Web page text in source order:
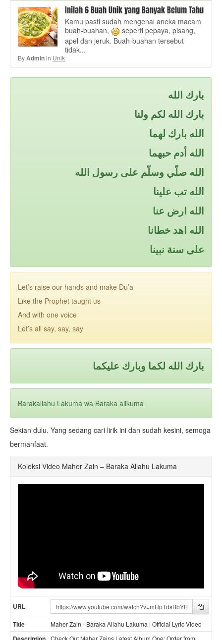
Inilah 6 Buah Unik yang Banyak Belum Tahu
Kamu pasti sudah mengenal aneka macam
buah-buahan,
seperti pepaya, pisang,
apel dan jeruk. Buah-buahan tersebut
tidak...
ByAdminin Unik
بارك الله
بارك الله لكم ولنا
الله بارك لهما
الله أدم حبهما
الله صلّي وسلّم على رسول الله
الله تب علينا
الله ارض عنا
الله اهد خطانا
على سنة نبينا
Let’s raise our hands and make Du’a
Like the Prophet taught us
And with one voice
Let’s all say, say, say
بارك الله لكما وبارك عليكما
Barakallahu Lakuma wa Baraka alikuma
Sekian dulu. Yang sedang cari lirik ini dan sudah kesini, semoga
bermanfaat.
Koleksi Video Maher Zain – Baraka Allahu Lakuma
URL
V
d
e
o
Copy
Title Maher Zain - Baraka Allahu Lakuma | Official Lyric Video